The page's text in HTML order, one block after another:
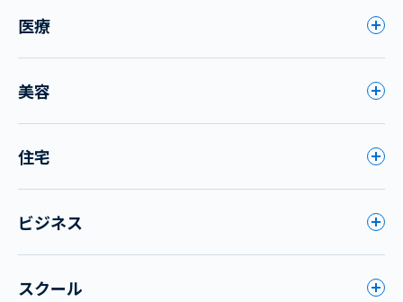
医療
美容
住宅
ビジネス
スクール